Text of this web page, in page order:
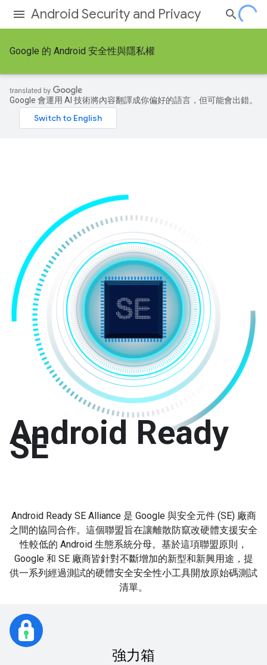
Android Security and Privacy
Google 的 Android 安全性與隱私權
Google 會運用 AI 技術將內容翻譯成你偏好的語言，但可能會出錯。
Android Ready
SE
Android Ready SE Alliance 是 Google 與安全元件 (SE) 廠商
之間的協同合作。這個聯盟旨在讓離散防竄改硬體支援安全
性較低的 Android 生態系統分母。基於這項聯盟原則，
Google 和 SE 廠商皆針對不斷增加的新型和新興用途，提
供一系列經過測試的硬體安全安全性小工具開放原始碼測試
清單。
強力箱